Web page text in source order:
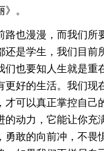
。
路也漫漫，而我们所
还是学生，我们目前
们也要知人生就是重
更好的生活。我们现
才可以真正掌控自己
的动力，它能让你充
勇敢的向前冲，不畏